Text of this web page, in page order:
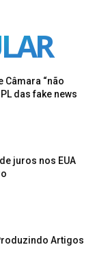
Câmara “não
das fake news
juros nos EUA
Artigos